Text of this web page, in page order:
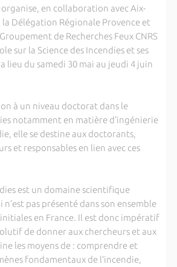
organise, en collaboration avec Aix-
Délégation Régionale Provence et
de Recherches Feux CNRS
sur la Science des Incendies et ses
lieu du samedi 30 mai au jeudi 4 juin
à un niveau doctorat dans le
notamment en matière d’ingénierie
elle se destine aux doctorants,
et responsables en lien avec ces
est un domaine scientifique
pas présenté dans son ensemble
en France. Il est donc impératif
de donner aux chercheurs et aux
les moyens de : comprendre et
fondamentaux de l’incendie,